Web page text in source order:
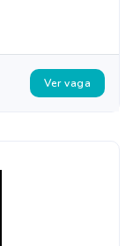
Ver vaga